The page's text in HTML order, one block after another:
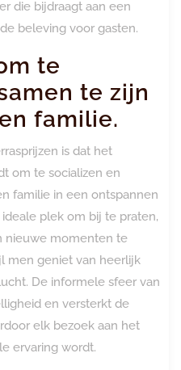
die bijdraagt aan een
beleving voor gasten.
te
te zijn
familie.
is dat het
om te socializen en
familie in een ontspannen
plek om bij te praten,
nieuwe momenten te
men geniet van heerlijk
De informele sfeer van
en versterkt de
elk bezoek aan het
ervaring wordt.